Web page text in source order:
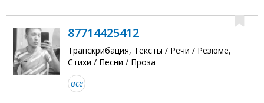
87714425412
Транскрибация, Тексты / Речи / Резюме,
Стихи / Песни / Проза
все